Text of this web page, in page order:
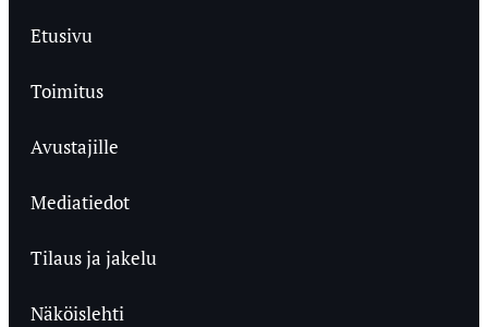
Etusivu
Toimitus
Avustajille
Mediatiedot
Tilaus ja jakelu
Näköislehti